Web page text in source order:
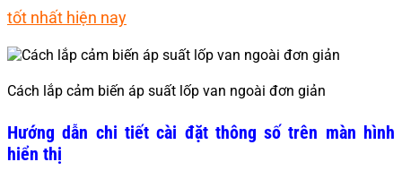
tốt nhất hiện nay
Cách lắp cảm biến áp suất lốp van ngoài đơn giản
Hướng dẫn chi tiết cài đặt thông số trên màn hình
hiển thị